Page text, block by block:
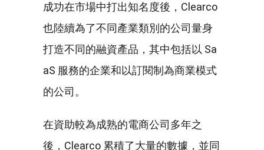
成功在市場中打出知名度後，Clearco
也陸續為了不同產業類別的公司量身
打造不同的融資產品，其中包括以 Sa
aS 服務的企業和以訂閱制為商業模式
的公司。
在資助較為成熟的電商公司多年之
後，Clearco 累積了大量的數據，並同